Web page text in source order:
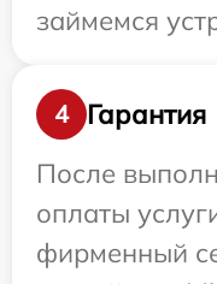
займемся
4
Гарантия
После
оплаты
фирменный